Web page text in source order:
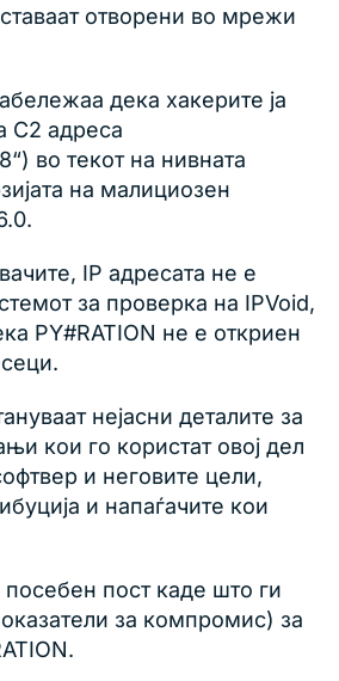
отворени во мрежи
дека хакерите ја
C2 адреса
во текот на нивната
на малициозен
IP адресата не е
за проверка на IPVoid,
PY#RATION не е откриен
нејасни деталите за
кои го користат овој дел
и неговите цели,
и напаѓачите кои
посебен пост каде што ги
за компромис) за